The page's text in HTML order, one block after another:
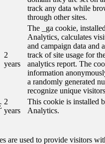
track any data while
through other sites.
2
years
The _ga cookie,
Analytics, calculates
and campaign data and
track of site usage for
analytics report. The
information
a randomly generated
recognize unique
2
years
This cookie is installed
Analytics.
are used to provide visitors